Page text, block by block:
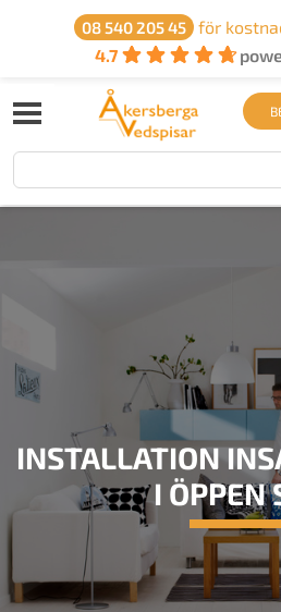
08 540 205 45
för
4.7
INSTALLATION
I ÖPPEN